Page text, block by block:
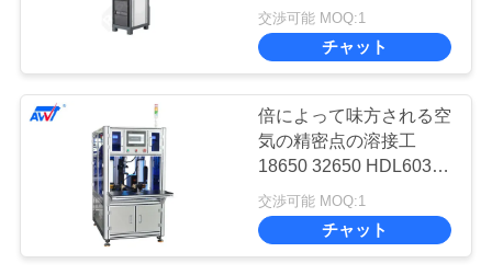
ら
BMSの試験制度
リチウム電池容量
交渉可能 MOQ:1
チャット
倍によって味方される空
気の精密点の溶接工
18650 32650 HDL6030
2800-3500 PC/Hrs
交渉可能 MOQ:1
チャット